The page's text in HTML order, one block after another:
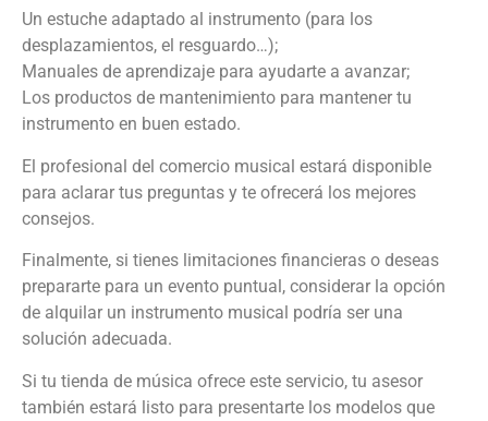
Un estuche adaptado al instrumento (para los
desplazamientos, el resguardo…);
Manuales de aprendizaje para ayudarte a avanzar;
Los productos de mantenimiento para mantener tu
instrumento en buen estado.
El profesional del comercio musical estará disponible
para aclarar tus preguntas y te ofrecerá los mejores
consejos.
Finalmente, si tienes limitaciones financieras o deseas
prepararte para un evento puntual, considerar la opción
de alquilar un instrumento musical podría ser una
solución adecuada.
Si tu tienda de música ofrece este servicio, tu asesor
también estará listo para presentarte los modelos que